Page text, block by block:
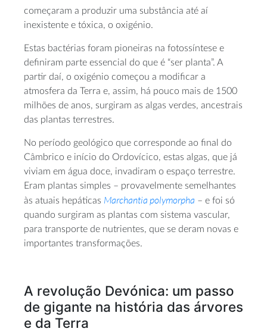
começaram a produzir uma substância até aí
inexistente e tóxica, o oxigénio.
Estas bactérias foram pioneiras na fotossíntese e
definiram parte essencial do que é “ser planta”. A
partir daí, o oxigénio começou a modificar a
atmosfera da Terra e, assim, há pouco mais de 1500
milhões de anos, surgiram as algas verdes, ancestrais
das plantas terrestres.
No período geológico que corresponde ao final do
Câmbrico e início do Ordovícico, estas algas, que já
viviam em água doce, invadiram o espaço terrestre.
Eram plantas simples – provavelmente semelhantes
às atuais hepáticas Marchantia polymorpha – e foi só
quando surgiram as plantas com sistema vascular,
para transporte de nutrientes, que se deram novas e
importantes transformações.
A revolução Devónica: um passo
de gigante na história das árvores
e da Terra